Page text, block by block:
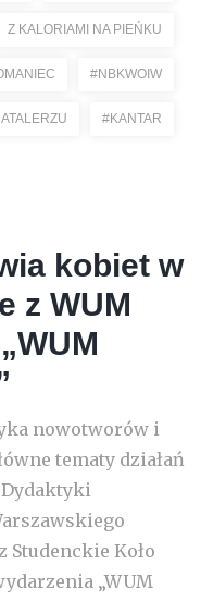
Z KALORIAMI NA PIEŃKU
#NBKWOIW
#KANTAR
kobiet w
z WUM
nowotworów i
tematy działań
Studenckie Koło
„WUM